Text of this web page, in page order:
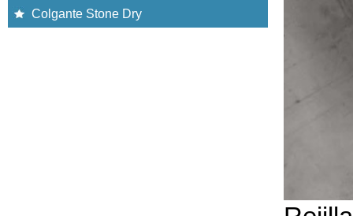
Colgante Stone Dry